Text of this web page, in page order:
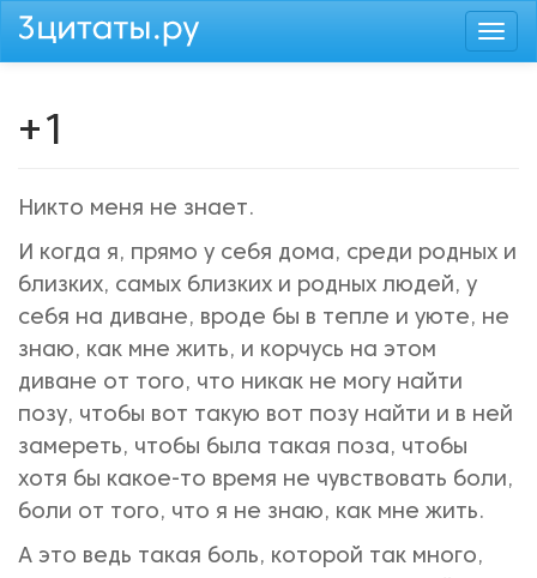
Перейти
+1
Никто меня не знает.
И когда я, прямо у себя дома, среди родных и
близких, самых близких и родных людей, у
себя на диване, вроде бы в тепле и уюте, не
знаю, как мне жить, и корчусь на этом
диване от того, что никак не могу найти
позу, чтобы вот такую вот позу найти и в ней
замереть, чтобы была такая поза, чтобы
хотя бы какое-то время не чувствовать боли,
боли от того, что я не знаю, как мне жить.
А это ведь такая боль, которой так много,